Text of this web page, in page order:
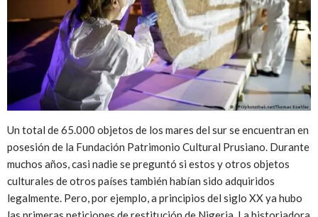
Un total de 65.000 objetos de los mares del sur se encuentran en
posesión de la Fundación Patrimonio Cultural Prusiano. Durante
muchos años, casi nadie se preguntó si estos y otros objetos
culturales de otros países también habían sido adquiridos
legalmente. Pero, por ejemplo, a principios del siglo XX ya hubo